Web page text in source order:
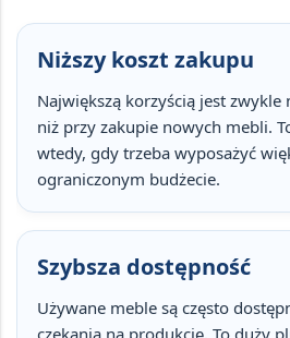
Niższy koszt zakupu
Największą korzyścią jest zwykle
niż przy zakupie nowych mebli.
wtedy, gdy trzeba wyposażyć
ograniczonym budżecie.
Szybsza dostępność
Używane meble są często
czekania na produkcję. To duży